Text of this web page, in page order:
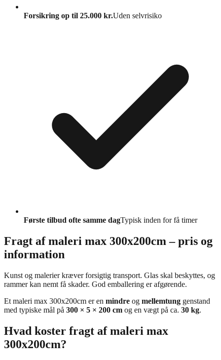
Forsikring op til 25.000 kr.Uden selvrisiko
Første tilbud ofte samme dagTypisk inden for få timer
Fragt af maleri max 300x200cm – pris og
information
Kunst og malerier kræver forsigtig transport. Glas skal beskyttes, og
rammer kan nemt få skader. God emballering er afgørende.
Et maleri max 300x200cm er en mindre og mellemtung genstand
med typiske mål på 300 × 5 × 200 cm og en vægt på ca. 30 kg.
Hvad koster fragt af maleri max
300x200cm?